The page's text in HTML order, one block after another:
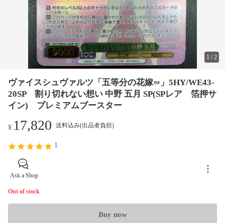
1 /2
ヴァイスシュヴァルツ「五等分の花嫁∽」5HY/WE43-
20SP 割り切れない想い 中野 五月 SP(SPレア 箔押サ
イン) プレミアムブースター
¥ 17,820 送料込み(出品者負担)
1
Ask a Shop
Out of stock
Buy now